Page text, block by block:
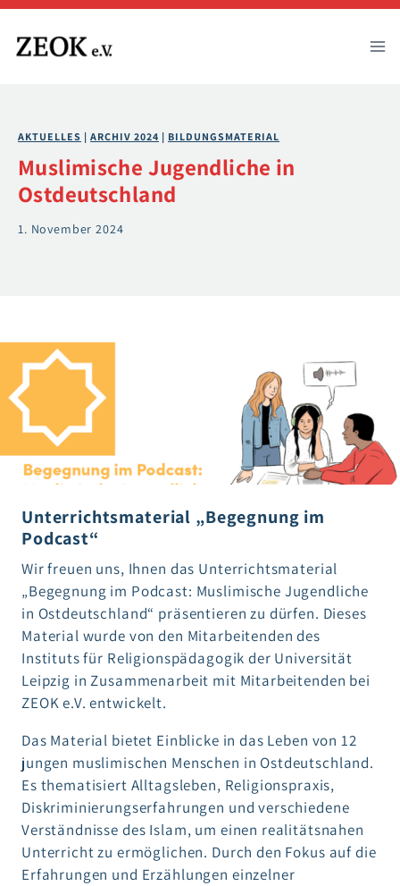
Zum
Inhalt
springen
AKTUELLES | ARCHIV 2024 | BILDUNGSMATERIAL
Muslimische Jugendliche in
Ostdeutschland
1. November 2024
Unterrichtsmaterial „Begegnung im
Podcast“
Wir freuen uns, Ihnen das Unterrichtsmaterial
„Begegnung im Podcast: Muslimische Jugendliche
in Ostdeutschland“ präsentieren zu dürfen. Dieses
Material wurde von den Mitarbeitenden des
Instituts für Religionspädagogik der Universität
Leipzig in Zusammenarbeit mit Mitarbeitenden bei
ZEOK e.V. entwickelt.
Das Material bietet Einblicke in das Leben von 12
jungen muslimischen Menschen in Ostdeutschland.
Es thematisiert Alltagsleben, Religionspraxis,
Diskriminierungserfahrungen und verschiedene
Verständnisse des Islam, um einen realitätsnahen
Unterricht zu ermöglichen. Durch den Fokus auf die
Erfahrungen und Erzählungen einzelner